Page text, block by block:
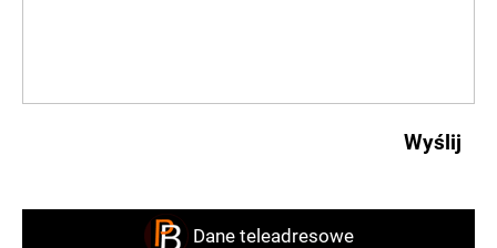
Dane teleadresowe